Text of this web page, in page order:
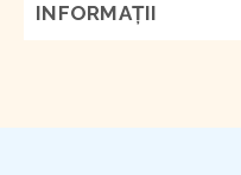
INFORMAŢII